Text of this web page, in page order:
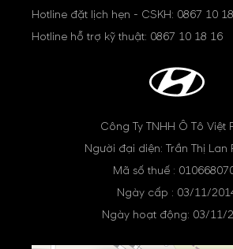
Hotline đặt lịch hẹn - CSKH: 0867 10
Hotline hỗ trợ kỹ thuật: 0867 10 18 16
Công Ty TNHH Ô Tô Việt
Người đại diện: Trần Thị Lan
Mã số thuế :
Ngày cấp : 03/11/
Ngày hoạt động: 03/11/